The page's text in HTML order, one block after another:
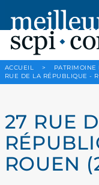
ACCUEIL > PATRIMOINE
RUE DE LA RÉPUBLIQUE -
27 RUE
ROUEN